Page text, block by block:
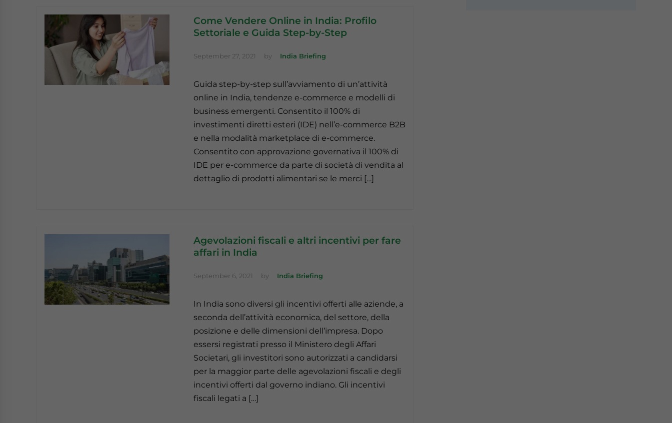
Come Vendere Online in India: Profilo
Settoriale e Guida Step-by-Step
September 27, 2021 by India Briefing
Guida step-by-step sull’avviamento di un’attività
online in India, tendenze e-commerce e modelli di
business emergenti. Consentito il 100% di
investimenti diretti esteri (IDE) nell’e-commerce B2B
e nella modalità marketplace di e-commerce.
Consentito con approvazione governativa il 100% di
IDE per e-commerce da parte di società di vendita al
dettaglio di prodotti alimentari se le merci […]
Agevolazioni fiscali e altri incentivi per fare
affari in India
September 6, 2021 by India Briefing
In India sono diversi gli incentivi offerti alle aziende, a
seconda dell’attività economica, del settore, della
posizione e delle dimensioni dell’impresa. Dopo
essersi registrati presso il Ministero degli Affari
Societari, gli investitori sono autorizzati a candidarsi
per la maggior parte delle agevolazioni fiscali e degli
incentivi offerti dal governo indiano. Gli incentivi
fiscali legati a […]